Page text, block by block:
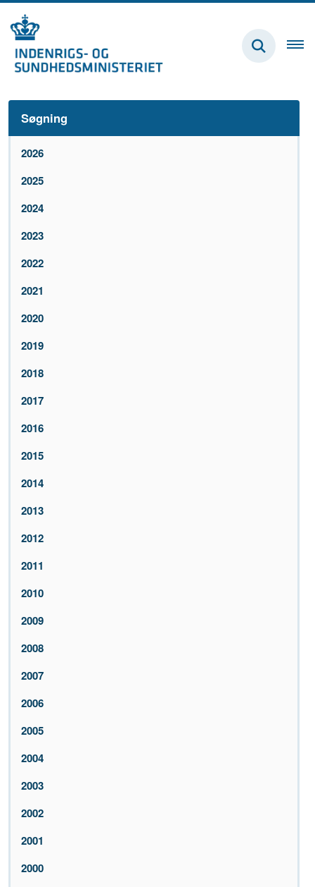
Søgning
2026
2025
2024
2023
2022
2021
2020
2019
2018
2017
2016
2015
2014
2013
2012
2011
2010
2009
2008
2007
2006
2005
2004
2003
2002
2001
2000